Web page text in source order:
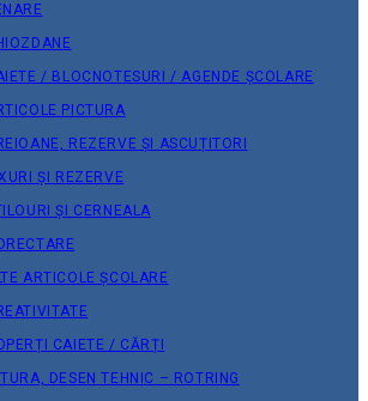
/ BLOCNOTESURI / AGENDE ȘCOLARE
PICTURA
REZERVE ȘI ASCUȚITORI
ȘI REZERVE
ȘI CERNEALA
ARTICOLE ȘCOLARE
CAIETE / CĂRȚI
DESEN TEHNIC – ROTRING